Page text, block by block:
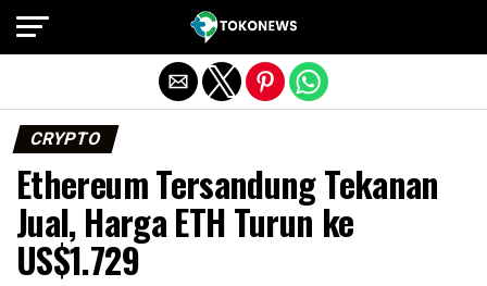
CRYPTO
Ethereum Tersandung Tekanan
Jual, Harga ETH Turun ke
US$1.729
Exit mobile version